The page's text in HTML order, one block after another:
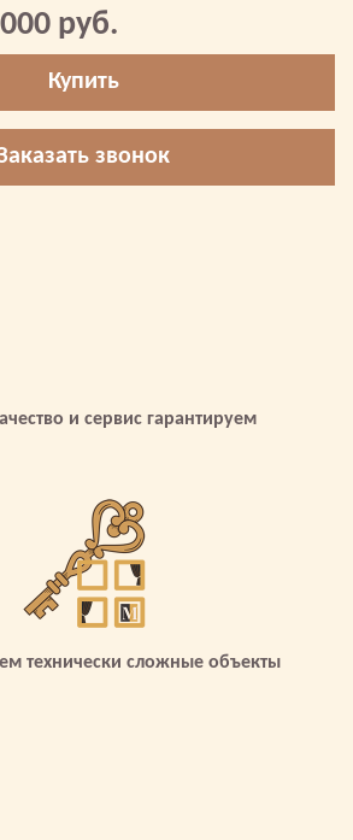
руб.
Купить
звонок
и сервис гарантируем
технически сложные объекты